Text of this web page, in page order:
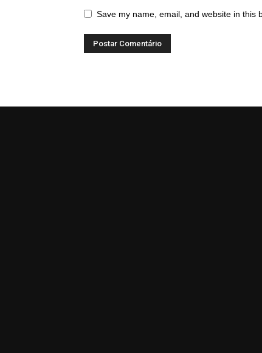
Save my name, email, and website in this